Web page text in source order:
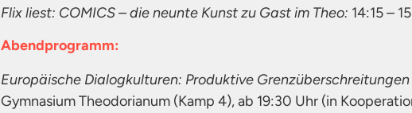
Flix liest: COMICS – die neunte Kunst zu Gast im Theo: 14:15 –
Abendprogramm:
Europäische Dialogkulturen: Produktive
Gymnasium Theodorianum (Kamp 4), ab 19:30 Uhr (in